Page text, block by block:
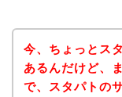
今、ちょっとス
あるんだけど、
で、スタパトの